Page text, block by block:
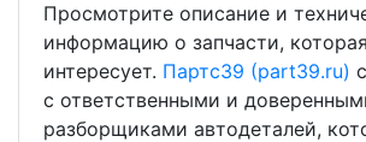
Просмотрите описание и
информацию о запчасти,
интересует. Партс39 (part39.ru)
с ответственными и
разборщиками автодеталей,